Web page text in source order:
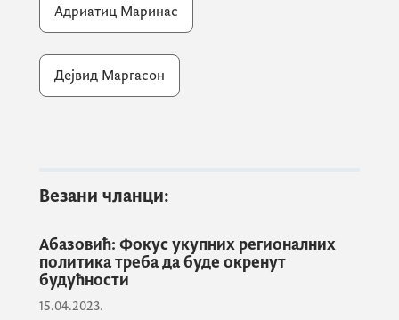
На састанку су размотрене могућности за
Црне Горе и
Adriatic Marinas
заједничким дјеловањем остварили
би убудуће, заједно са Владом и
стварању синергије и улагали
напор за иницијативе које
подразумијевају амбициозни
социо-економски развој и сарадњу
Адриатиц Маринас
Дејвид Маргасон
Везани чланци:
Абазовић: Фокус укупних регионалних
политика треба да буде окренут
будућности
15.04.2023.